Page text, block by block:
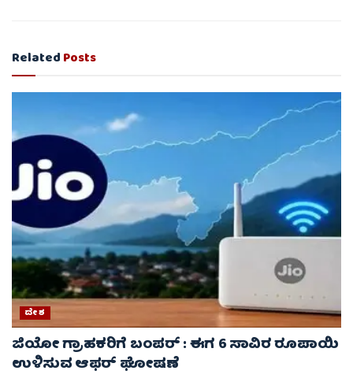
RelatedPosts
ದೇಶ
ಜಿಯೋ ಗ್ರಾಹಕರಿಗೆ ಬಂಪರ್ : ಈಗ 6 ಸಾವಿರ ರೂಪಾಯಿ
ಉಳಿಸುವ ಆಫರ್ ಘೋಷಣೆ